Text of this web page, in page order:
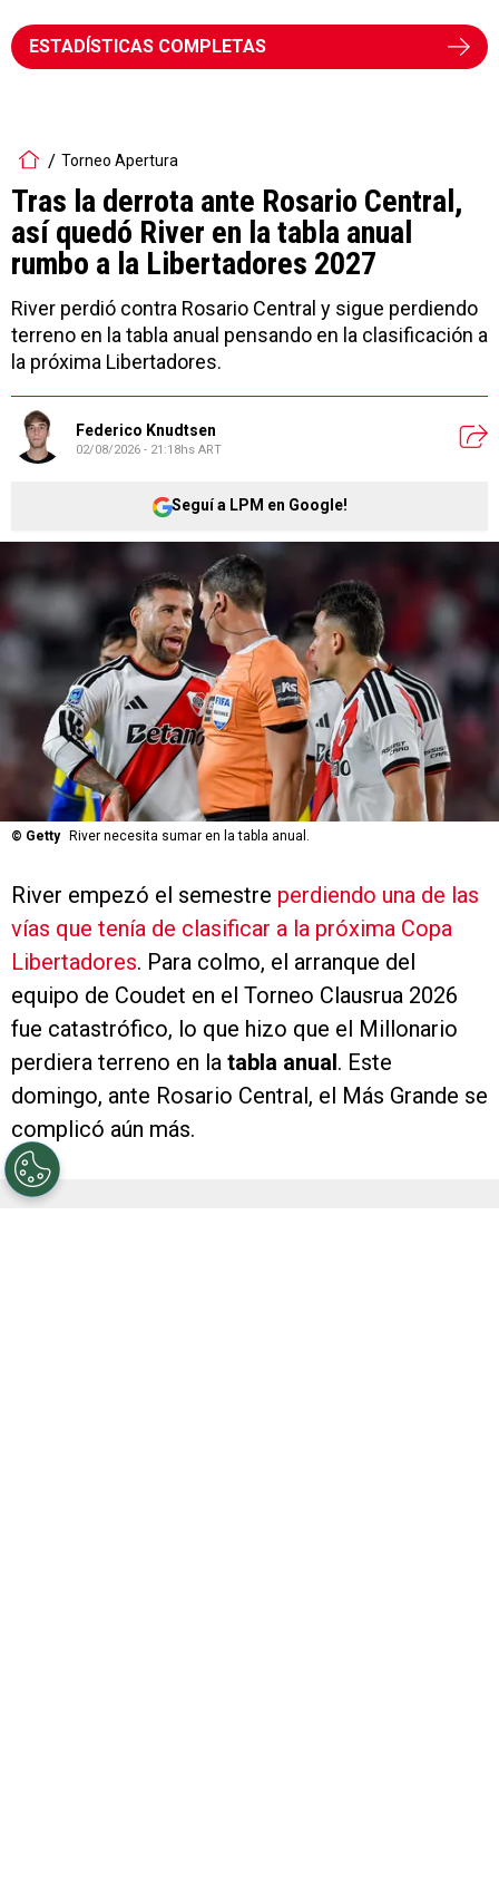
ESTADÍSTICAS COMPLETAS
Torneo Apertura
Tras la derrota ante Rosario Central,
así quedó River en la tabla anual
rumbo a la Libertadores 2027
River perdió contra Rosario Central y sigue perdiendo
terreno en la tabla anual pensando en la clasificación a
la próxima Libertadores.
Federico Knudtsen
02/08/2026 - 21:18hs ART
Seguí a LPM en Google!
© Getty River necesita sumar en la tabla anual.
River empezó el semestre perdiendo una de las
vías que tenía de clasificar a la próxima Copa
Libertadores. Para colmo, el arranque del
equipo de Coudet en el Torneo Clausrua 2026
fue catastrófico, lo que hizo que el Millonario
perdiera terreno en la tabla anual . Este
domingo, ante Rosario Central, el Más Grande se
complicó aún más.